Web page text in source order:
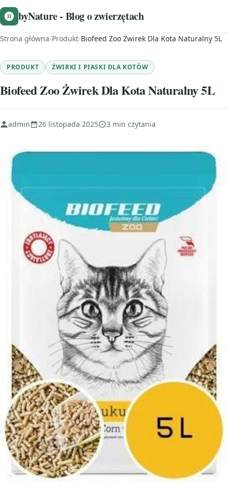
byNature - Blog o zwierzętach
Strona główna/Produkt/Biofeed Zoo Żwirek Dla Kota Naturalny 5L
PRODUKT ŻWIRKI I PIASKI DLA KOTÓW
Biofeed Zoo Żwirek Dla Kota Naturalny 5L
admin 26 listopada 2025 3 min czytania